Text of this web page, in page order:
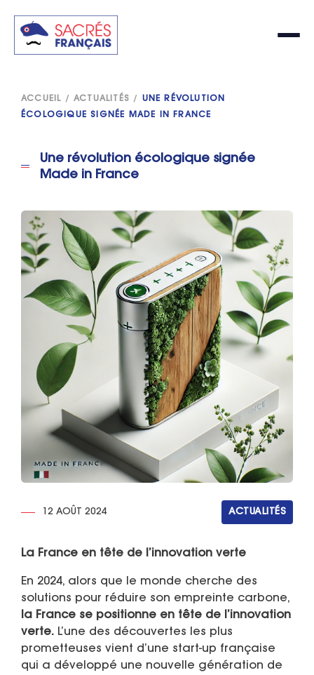
ACCUEIL /ACTUALITÉS / UNE RÉVOLUTION
ÉCOLOGIQUE SIGNÉE MADE IN FRANCE
Une révolution écologique signée
Made in France
12 AOÛT 2024 ACTUALITÉS
La France en tête de l’innovation verte
En 2024, alors que le monde cherche des
solutions pour réduire son empreinte carbone,
la France se positionne en tête de l’innovation
verte. L’une des découvertes les plus
prometteuses vient d’une start-up française
qui a développé une nouvelle génération de